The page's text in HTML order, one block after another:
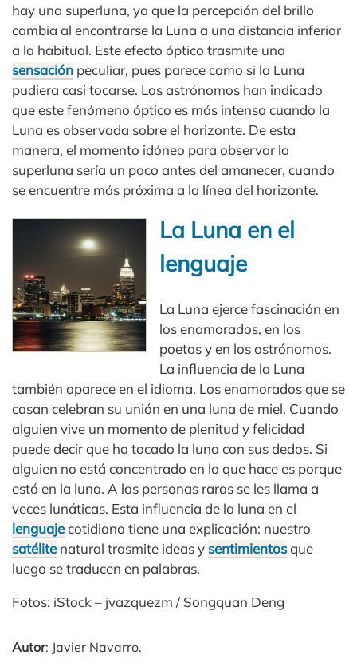
hay una superluna, ya que la percepción del brillo
cambia al encontrarse la Luna a una distancia inferior
a la habitual. Este efecto óptico trasmite una
sensación peculiar, pues parece como si la Luna
pudiera casi tocarse. Los astrónomos han indicado
que este fenómeno óptico es más intenso cuando la
Luna es observada sobre el horizonte. De esta
manera, el momento idóneo para observar la
superluna sería un poco antes del amanecer, cuando
se encuentre más próxima a la línea del horizonte.
La Luna en el
lenguaje
La Luna ejerce fascinación en
los enamorados, en los
poetas y en los astrónomos.
La influencia de la Luna
también aparece en el idioma. Los enamorados que se
casan celebran su unión en una luna de miel. Cuando
alguien vive un momento de plenitud y felicidad
puede decir que ha tocado la luna con sus dedos. Si
alguien no está concentrado en lo que hace es porque
está en la luna. A las personas raras se les llama a
veces lunáticas. Esta influencia de la luna en el
lenguajecotidiano tiene una explicación: nuestro
satélitenatural trasmite ideas y sentimientosque
luego se traducen en palabras.
Fotos: iStock – jvazquezm / Songquan Deng
Autor: Javier Navarro.